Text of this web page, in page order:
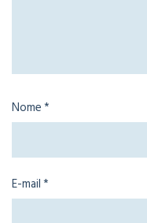
Nome*
E-mail*